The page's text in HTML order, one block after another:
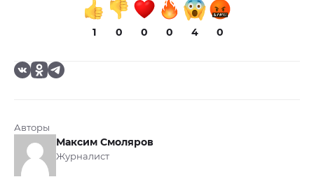
1 0 0 0 4 0
Авторы
Максим Смоляров
Журналист